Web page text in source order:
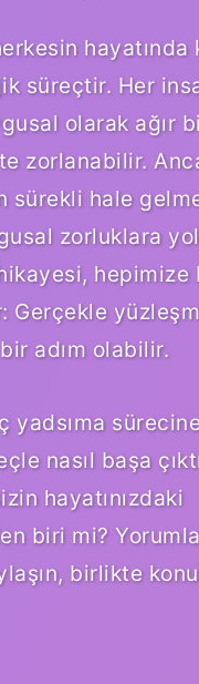
hayatında
süreçtir. Her
olarak ağır
zorlanabilir.
sürekli hale
zorluklara
hepimize
Gerçekle
adım olabilir.
yadsıma
nasıl başa
hayatınızdaki
biri mi?
birlikte